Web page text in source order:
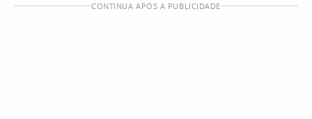
CONTINUA APÓS A PUBLICIDADE